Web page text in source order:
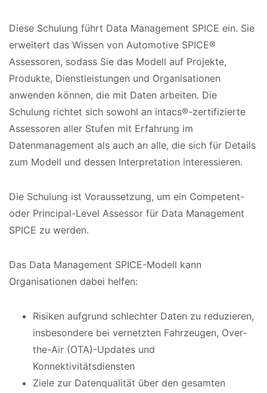
Diese Schulung führt Data Management SPICE ein. Sie
erweitert das Wissen von Automotive SPICE®
Assessoren, sodass Sie das Modell auf Projekte,
Produkte, Dienstleistungen und Organisationen
anwenden können, die mit Daten arbeiten. Die
Schulung richtet sich sowohl an intacs®-zertifizierte
Assessoren aller Stufen mit Erfahrung im
Datenmanagement als auch an alle, die sich für Details
zum Modell und dessen Interpretation interessieren.
Die Schulung ist Voraussetzung, um ein Competent-
oder Principal-Level Assessor für Data Management
SPICE zu werden.
Das Data Management SPICE-Modell kann
Organisationen dabei helfen:
Risiken aufgrund schlechter Daten zu reduzieren,
insbesondere bei vernetzten Fahrzeugen, Over-
the-Air (OTA)-Updates und
Konnektivitätsdiensten
Ziele zur Datenqualität über den gesamten